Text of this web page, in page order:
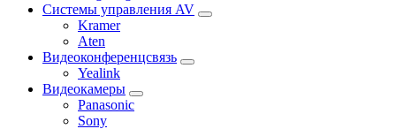
Системы управления AV
Kramer
Aten
Видеоконференцсвязь
Yealink
Видеокамеры
Panasonic
Sony